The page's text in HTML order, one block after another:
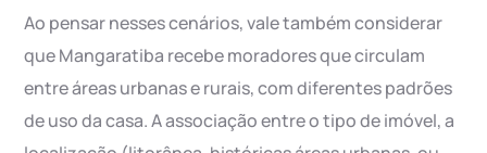
Ao pensar nesses cenários, vale também considerar
que Mangaratiba recebe moradores que circulam
entre áreas urbanas e rurais, com diferentes padrões
de uso da casa. A associação entre o tipo de imóvel, a